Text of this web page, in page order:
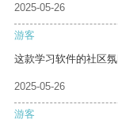
2025-05-26
游客
这款学习软件的社区
2025-05-26
游客